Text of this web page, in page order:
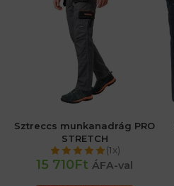
Sztreccs munkanadrág PRO
STRETCH
(1x)
15 710Ft ÁFA-val